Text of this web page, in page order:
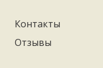
Контакты
Отзывы